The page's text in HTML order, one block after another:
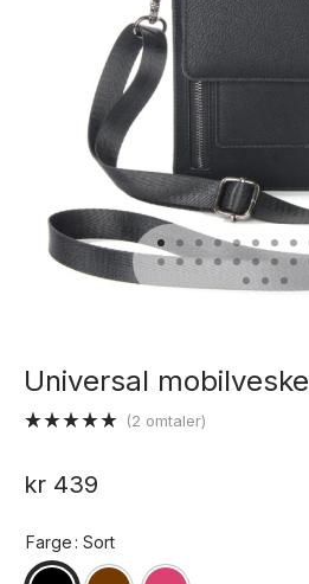
Universal
basert på
(2 omtaler)
kr 439
Farge : Sort